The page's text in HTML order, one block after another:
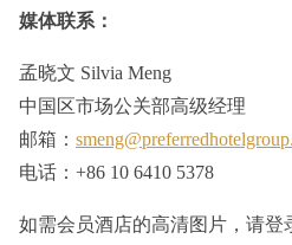
媒体联系：
孟晓文 Silvia Meng
中国区市场公关部高级经理
邮箱：
电话：+86 10 6410 5378
如需会员酒店的高清图片，请登